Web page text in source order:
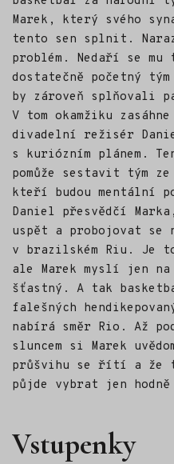
Marek, který svého
tento sen splnit.
problém. Nedaří se
dostatečně početný
by zároveň splňovali
V tom okamžiku
divadelní režisér
s kuriózním plánem.
pomůže sestavit tým
kteří budou mentální
Daniel přesvědčí
uspět a probojovat se
v brazilském Riu. Je
ale Marek myslí jen
šťastný. A tak
falešných
nabírá směr Rio. Až
sluncem si Marek
průšvihu se řítí a že
půjde vybrat jen
Vstupenky